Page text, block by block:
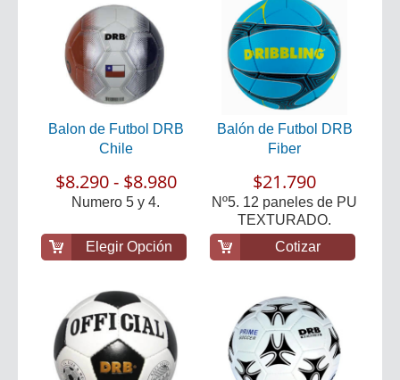
Balon de Futbol DRB
Chile
$8.290 - $8.980
Numero 5 y 4.
Elegir Opción
Balón de Futbol DRB
Fiber
$21.790
Nº5. 12 paneles de PU
TEXTURADO.
Cotizar